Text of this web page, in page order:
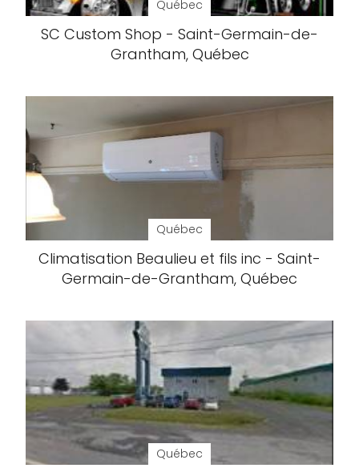
Québec
SC Custom Shop - Saint-Germain-de-
Grantham, Québec
Québec
Climatisation Beaulieu et fils inc - Saint-
Germain-de-Grantham, Québec
Québec